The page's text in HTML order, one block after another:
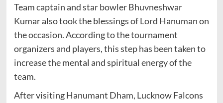
Team captain and star bowler Bhuvneshwar
Kumar also took the blessings of Lord Hanuman on
the occasion. According to the tournament
organizers and players, this step has been taken to
increase the mental and spiritual energy of the
team.
After visiting Hanumant Dham, Lucknow Falcons